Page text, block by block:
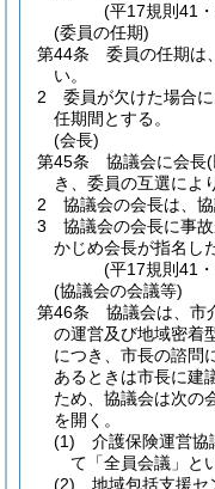
(平17規則41
(委員の任期)
第44条
委員の任期は
い。
2
委員が欠けた場合
任期間とする。
(会長)
第45条
協議会に会長(
き、委員の互選によ
2
協議会の会長は、
3
協議会の会長に事
かじめ会長が指名し
(平17規則41
(協議会の会議等)
第46条
協議会は、市
の運営及び地域密着
につき、市長の諮問
あるときは市長に建
ため、協議会は次の
を開く。
(1)
介護保険運営協
て「全員会議」と
(2)
地域包括支援セ